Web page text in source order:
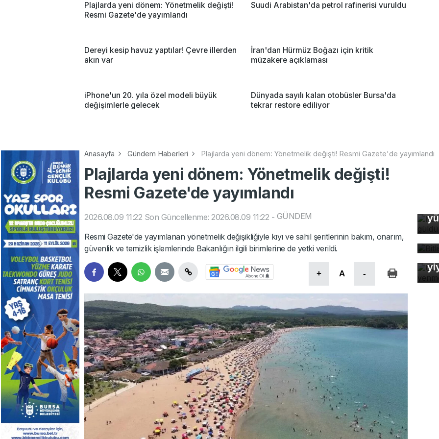
Plajlarda yeni dönem: Yönetmelik değişti!
Resmi Gazete'de yayımlandı
Suudi Arabistan'da petrol rafinerisi vuruldu
Dereyi kesip havuz yaptılar! Çevre illerden
akın var
İran'dan Hürmüz Boğazı için kritik
müzakere açıklaması
iPhone'un 20. yıla özel modeli büyük
değişimlerle gelecek
Dünyada sayılı kalan otobüsler Bursa'da
tekrar restore ediliyor
Anasayfa Gündem Haberleri Plajlarda yeni dönem: Yönetmelik değişti! Resmi Gazete'de yayımlandı
Plajlarda yeni dönem: Yönetmelik değişti!
Resmi Gazete'de yayımlandı
2026.08.09 11:22 Son Güncellenme: 2026.08.09 11:22 - GÜNDEM
Resmi Gazete'de yayımlanan yönetmelik değişikliğiyle kıyı ve sahil şeritlerinin bakım, onarım,
güvenlik ve temizlik işlemlerinde Bakanlığın ilgili birimlerine de yetki verildi.
+ A -